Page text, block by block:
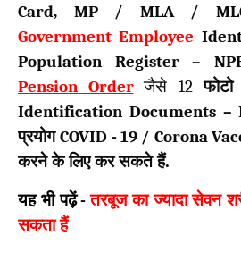
Card, MP / MLA /
Government Employee
Population Register –
Pension Order जैसे 12
Identification Documents
प्रयोगCOVID - 19 / Corona
करने के लिए कर सकते हैं.
यह भी पढ़ें-तरबूज का ज्यादा सेवन
सकता हैं